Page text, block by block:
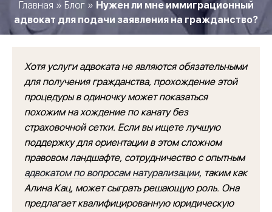
Главная » Блог» Нужен ли мне иммиграционный
адвокат для подачи заявления на гражданство?
Хотя услуги адвоката не являются обязательными
для получения гражданства, прохождение этой
процедуры в одиночку может показаться
похожим на хождение по канату без
страховочной сетки. Если вы ищете лучшую
поддержку для ориентации в этом сложном
правовом ландшафте, сотрудничество с опытным
адвокатом по вопросам натурализации, таким как
Алина Кац, может сыграть решающую роль. Она
предлагает квалифицированную юридическую